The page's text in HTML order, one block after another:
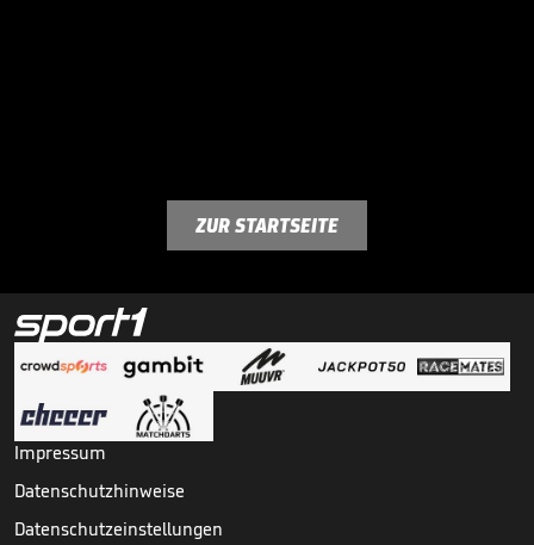
ZUR STARTSEITE
Impressum
Datenschutzhinweise
Datenschutzeinstellungen